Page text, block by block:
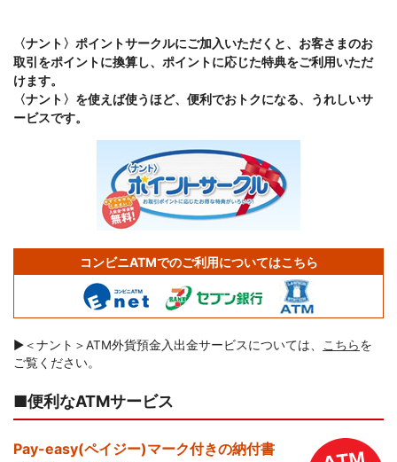
〈ナント〉ポイントサークルにご加入いただくと、お客さまのお
取引をポイントに換算し、ポイントに応じた特典をご利用いただ
けます。
〈ナント〉を使えば使うほど、便利でおトクになる、うれしいサ
ービスです。
コンビニATMでのご利用についてはこちら
▶＜ナント＞ATM外貨預金入出金サービスについては、 こちらを
ご覧ください。
■便利なATMサービス
Pay-easy(ペイジー)マーク付きの納付書